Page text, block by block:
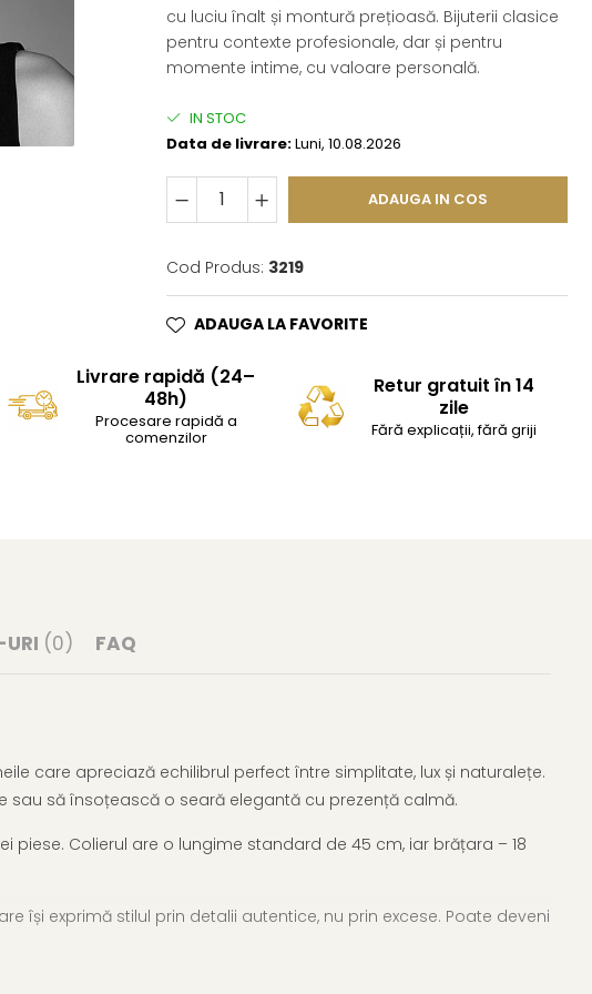
cu luciu înalt și montură prețioasă. Bijuterii clasice
pentru contexte profesionale, dar și pentru
momente intime, cu valoare personală.
IN STOC
Data de livrare:Luni, 10.08.2026
ADAUGA IN COS
Cod Produs: 3219
ADAUGA LA FAVORITE
Livrare rapidă (24–
48h)
Procesare rapidă a
comenzilor
Retur gratuit în 14
zile
Fără explicații, fără griji
URI (0) FAQ
care apreciază echilibrul perfect între simplitate, lux și naturalețe.
sau să însoțească o seară elegantă cu prezență calmă.
piese. Colierul are o lungime standard de 45 cm, iar brățara – 18
își exprimă stilul prin detalii autentice, nu prin excese. Poate deveni